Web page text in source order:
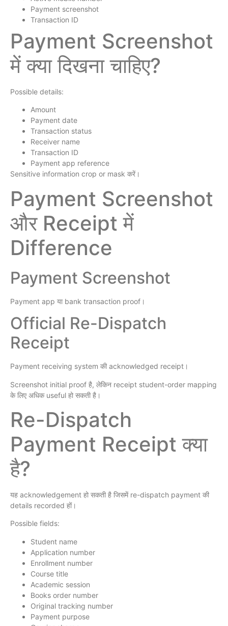
Payment screenshot
Transaction ID
Payment Screenshot
में क्या दिखना चाहिए?
Possible details:
Amount
Payment date
Transaction status
Receiver name
Transaction ID
Payment app reference
Sensitive information crop or mask करें।
Payment Screenshot
और Receipt में
Difference
Payment Screenshot
Payment app या bank transaction proof।
Official Re-Dispatch
Receipt
Payment receiving system की acknowledged receipt।
Screenshot initial proof है, लेकिन receipt student-order mapping
के लिए अधिक useful हो सकती है।
Re-Dispatch
Payment Receipt क्या
है?
यह acknowledgement हो सकती है जिसमें re-dispatch payment की
details recorded हों।
Possible fields:
Student name
Application number
Enrollment number
Course title
Academic session
Books order number
Original tracking number
Payment purpose